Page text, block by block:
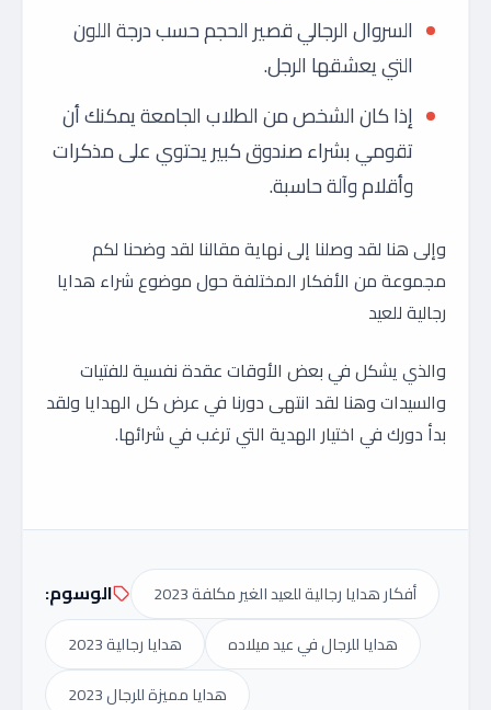
السروال الرجالي قصير الحجم حسب درجة اللون
التي يعشقها الرجل.
إذا كان الشخص من الطلاب الجامعة يمكنك أن
تقومي بشراء صندوق كبير يحتوي على مذكرات
وأقلام وآلة حاسبة.
وإلى هنا لقد وصلنا إلى نهاية مقالنا لقد وضحنا لكم
مجموعة من الأفكار المختلفة حول موضوع شراء هدايا
رجالية للعيد
والذي يشكل في بعض الأوقات عقدة نفسية للفتيات
والسيدات وهنا لقد انتهى دورنا في عرض كل الهدايا ولقد
بدأ دورك في اختيار الهدية التي ترغب في شرائها.
الوسوم:
أفكار هدايا رجالية للعيد الغير مكلفة 2023
هدايا رجالية 2023
هدايا للرجال في عيد ميلاده
هدايا مميزة للرجال 2023